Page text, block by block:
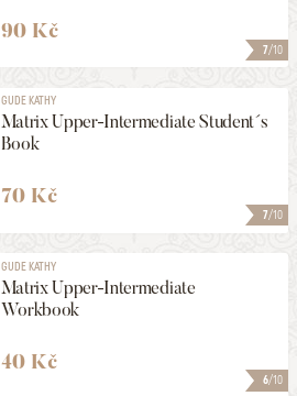
7/10
90 Kč
7/10
GUDE KATHY
Matrix Upper-Intermediate Student´s
Book
70 Kč
6/10
GUDE KATHY
Matrix Upper-Intermediate
Workbook
40 Kč